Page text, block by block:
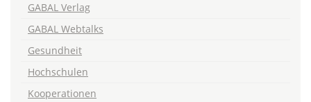
GABAL Verlag
GABAL Webtalks
Gesundheit
Hochschulen
Kooperationen